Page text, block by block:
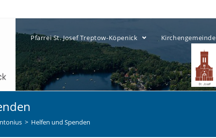
Pfarrei St. Josef Treptow-Köpenick
> Helfen und Spenden